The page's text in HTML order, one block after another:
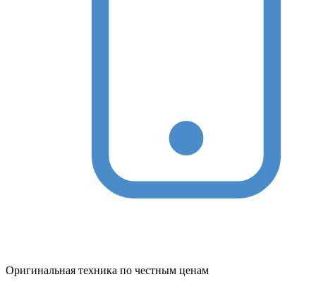
Оригинальная техника по честным ценам